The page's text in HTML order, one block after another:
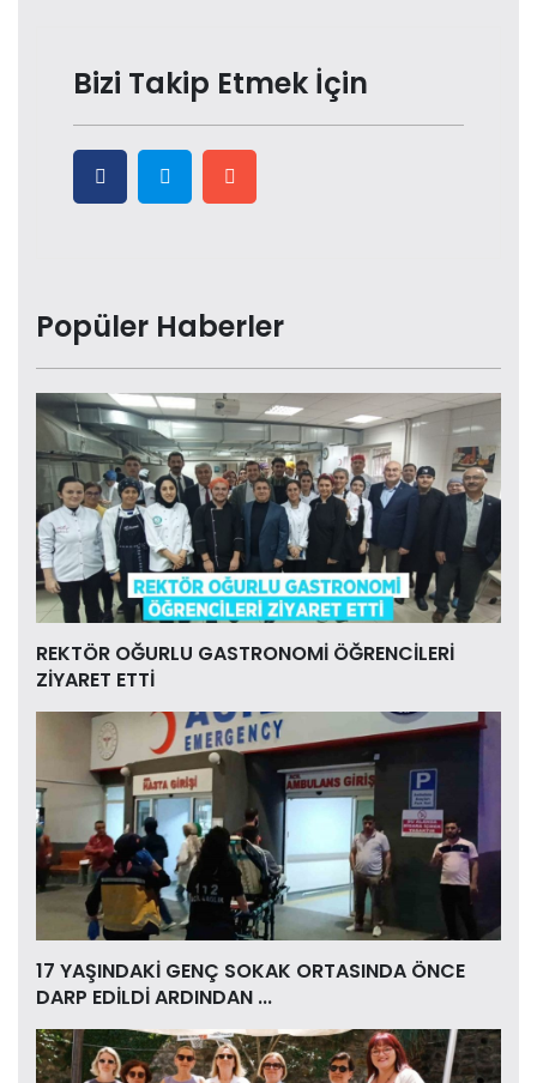
Bizi Takip Etmek İçin
Popüler Haberler
REKTÖR OĞURLU GASTRONOMİ ÖĞRENCİLERİ
ZİYARET ETTİ
17 YAŞINDAKİ GENÇ SOKAK ORTASINDA ÖNCE
DARP EDİLDİ ARDINDAN ...